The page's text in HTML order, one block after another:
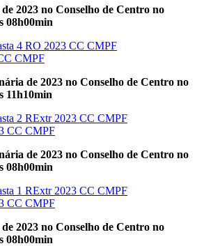
2023 no Conselho de Centro no
08h00min
4 RO 2023 CC CMPF
CMPF
de 2023 no Conselho de Centro no
11h10min
2 RExtr 2023 CC CMPF
CC CMPF
de 2023 no Conselho de Centro no
08h00min
1 RExtr 2023 CC CMPF
CC CMPF
2023 no Conselho de Centro no
08h00min